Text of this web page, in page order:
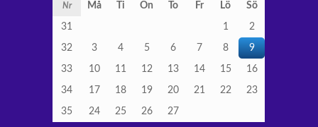
Nr Må Ti On To Fr Lö Sö
31 1 2
32 3 4 5 6 7 8 9
33 10 11 12 13 14 15 16
34 17 18 19 20 21 22 23
35 24 25 26 27